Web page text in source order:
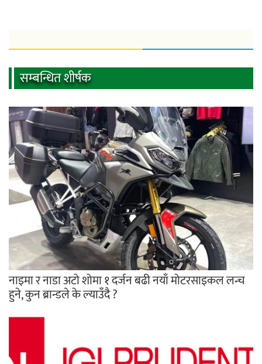
सम्बन्धित शीर्षक
नाइमा र नाडा अटो शोमा १ दर्जन बढी नयाँ मोटरसाइकल लन्च
हुने, कुन ब्रान्डले के ल्याउँदै ?